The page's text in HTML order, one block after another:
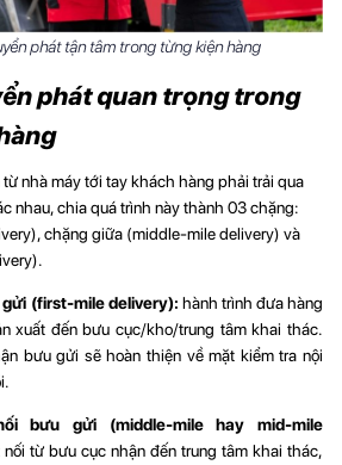
phát tận tâm trong từng kiện hàng
phát quan trọng trong
nhà máy tới tay khách hàng phải trải qua
nhau, chia quá trình này thành 03 chặng:
chặng giữa (middle-mile delivery) và
(first-mile delivery): hành trình đưa hàng
xuất đến bưu cục/kho/trung tâm khai thác.
bưu gửi sẽ hoàn thiện về mặt kiểm tra nội
bưu gửi (middle-mile hay mid-mile
từ bưu cục nhận đến trung tâm khai thác,